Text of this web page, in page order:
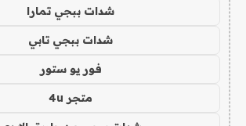
شدات ببجي تمارا
شدات ببجي تابي
فور يو ستور
متجر 4u